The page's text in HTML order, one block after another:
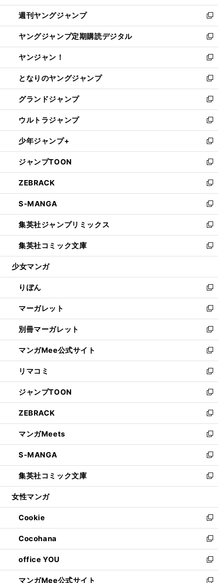
開
く
ウ
で
開
く
ン
ド
ウ
で
開
く
ウ
ィ
ン
ド
ウ
で
開
く
週刊ヤングジャンプ
新
し
い
ウ
ィ
ン
ド
ウ
で
開
く
ヤングジャンプ定期購読デジタル
新
し
い
ウ
ィ
ン
ド
ウ
で
開
く
ヤンジャン！
新
し
い
ウ
ィ
ン
ド
ウ
で
開
く
となりのヤングジャンプ
新
し
い
ウ
ィ
ン
ド
ウ
で
開
く
グランドジャンプ
新
し
い
ウ
ィ
ン
ド
ウ
で
開
く
ウルトラジャンプ
新
し
い
ウ
ィ
ン
ド
ウ
で
開
く
少年ジャンプ+
新
し
い
ウ
ィ
ン
ド
ウ
で
開
く
ジャンプTOON
新
し
い
ウ
ィ
ン
ド
ウ
で
開
ZEBRACK
新
し
い
ウ
ィ
ン
ド
ウ
開
く
S-MANGA
新
し
い
ウ
ィ
ン
ウ
で
開
く
集英社ジャンプリミックス
新
し
い
ウ
ン
ド
ウ
で
開
く
集英社コミック文庫
新
し
ウ
ィ
ン
ド
ウ
で
開
く
少女マンガ
りぼん
新
し
い
ウ
ィ
ン
ド
ウ
で
開
く
マーガレット
新
し
い
ウ
ィ
ン
ド
ウ
で
開
く
別冊マーガレット
新
し
い
ウ
ィ
ン
ド
ウ
で
開
く
マンガMee公式サイト
新
し
い
ウ
ィ
ン
ド
ウ
で
開
く
リマコミ
新
し
い
ウ
ィ
ン
ド
ウ
で
開
く
ジャンプTOON
新
し
い
ウ
ィ
ン
ド
ウ
で
開
ZEBRACK
新
し
い
ウ
ィ
ン
ド
ウ
開
く
マンガMeets
新
し
い
ウ
ィ
ン
ウ
で
開
く
S-MANGA
新
し
い
ウ
ン
ド
ウ
で
開
く
集英社コミック文庫
新
し
ウ
ィ
ン
ド
ウ
で
開
く
女性マンガ
Cookie
新
し
い
ウ
ィ
ン
ド
Cocohana
新
し
い
ウ
office YOU
新
し
マンガMee公式サイト